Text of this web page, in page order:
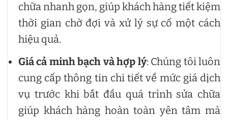
chữa nhanh gọn, giúp khách hàng tiết kiệm
thời gian chờ đợi và xử lý sự cố một cách
hiệu quả.
Giá cả minh bạch và hợp lý: Chúng tôi luôn
cung cấp thông tin chi tiết về mức giá dịch
vụ trước khi bắt đầu quá trình sửa chữa
giúp khách hàng hoàn toàn yên tâm mà